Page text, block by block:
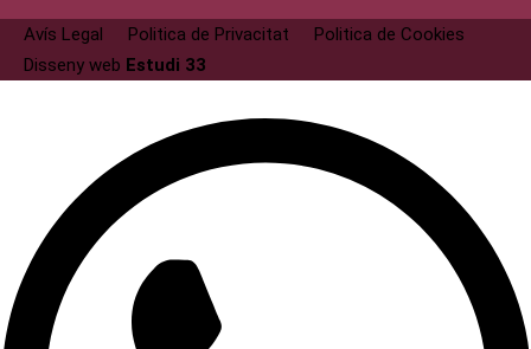
Avís Legal Politica de Privacitat
Politica de Cookies
Disseny web Estudi 33